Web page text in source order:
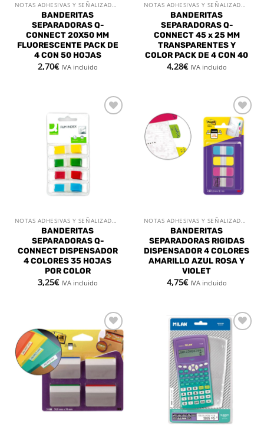
NOTAS ADHESIVAS Y SEÑALIZADORES
BANDERITAS
SEPARADORAS Q-
CONNECT 20X50 MM
FLUORESCENTE PACK DE
4 CON 50 HOJAS
2,70€ IVA incluido
NOTAS ADHESIVAS Y SEÑALIZADORES
BANDERITAS
SEPARADORAS Q-
CONNECT 45 x 25 MM
TRANSPARENTES Y
COLOR PACK DE 4 CON 40
4,28€ IVA incluido
NOTAS ADHESIVAS Y SEÑALIZADORES
BANDERITAS
SEPARADORAS Q-
CONNECT DISPENSADOR
4 COLORES 35 HOJAS
POR COLOR
3,25€ IVA incluido
Añadir
a la
lista de
deseos
NOTAS ADHESIVAS Y SEÑALIZADORES
BANDERITAS
SEPARADORAS RIGIDAS
DISPENSADOR 4 COLORES
AMARILLO AZUL ROSA Y
VIOLET
4,75€ IVA incluido
Añadir
a la
lista de
deseos
Añadir
lista de
deseos